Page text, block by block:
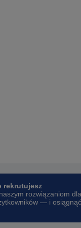
rekrutujesz
rozwiązaniom dla
— i osiągnąć